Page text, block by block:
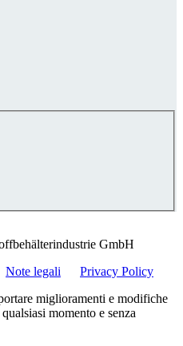
GmbH
Note legali
Privacy Policy
miglioramenti e modifiche
momento e senza